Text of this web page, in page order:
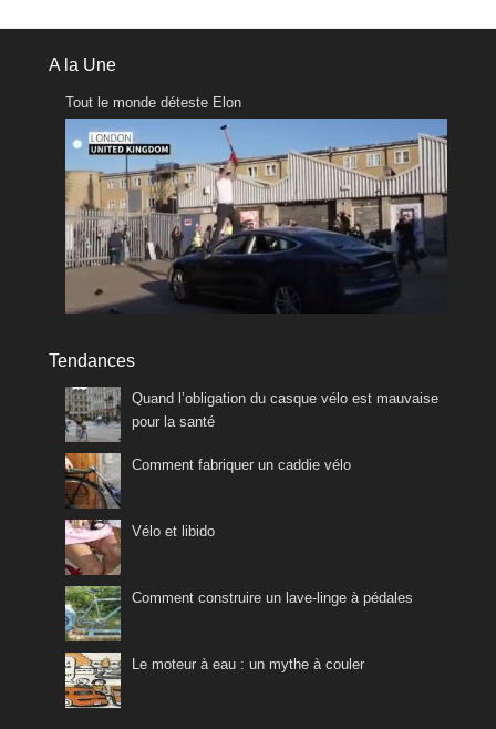
A la Une
Tout le monde déteste Elon
Tendances
Quand l’obligation du casque vélo est mauvaise
pour la santé
Comment fabriquer un caddie vélo
Vélo et libido
Comment construire un lave-linge à pédales
Le moteur à eau : un mythe à couler